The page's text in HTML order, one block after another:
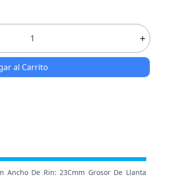
al Carrito
Ancho De Rin: 23Cmm Grosor De Llanta